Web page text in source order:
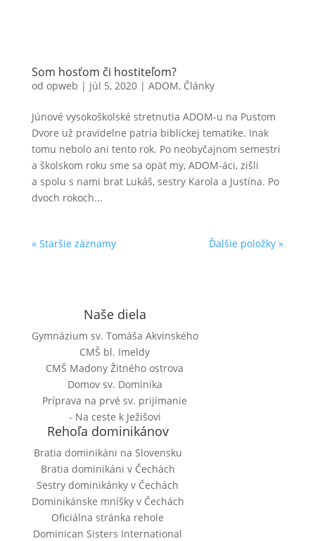
Som hosťom či hostiteľom?
od opweb | júl 5, 2020| ADOM, Články
Júnové vysokoškolské stretnutia ADOM-u na Pustom
Dvore už pravidelne patria biblickej tematike. Inak
tomu nebolo ani tento rok. Po neobyčajnom semestri
a školskom roku sme sa opäť my, ADOM-áci, zišli
a spolu s nami brat Lukáš, sestry Karola a Justína. Po
dvoch rokoch...
« Staršie záznamy Ďalšie položky »
Naše diela
Gymnázium sv. Tomáša Akvinského
CMŠ bl. Imeldy
CMŠ Madony Žitného ostrova
Domov sv. Dominika
Príprava na prvé sv. prijímanie
- Na ceste k Ježišovi
Rehoľa dominikánov
Bratia dominikáni na Slovensku
Bratia dominikáni v Čechách
Sestry dominikánky v Čechách
Dominikánske mníšky v Čechách
Oficiálna stránka rehole
Dominican Sisters International